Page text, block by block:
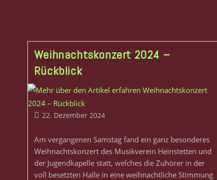
Weihnachtskonzert 2024 –
Rückblick
22. Dezember 2024
Am vergangenen Samstag fand ein ganz besonderes
Weihnachtskonzert des Musikverein Heinstetten und
der Jugendkapelle statt, welches die Zuhörer in der
voll besetzten Halle in eine weihnachtliche Stimmung